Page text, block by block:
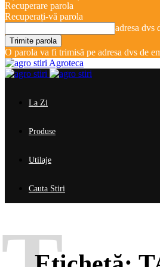
Recuperare parola
Recuperați-vă parola
adresa dvs
O parola va fi trimisă pe adresa dvs de
Agroteca
La Zi
Produse
Utilaje
Cauta Stiri